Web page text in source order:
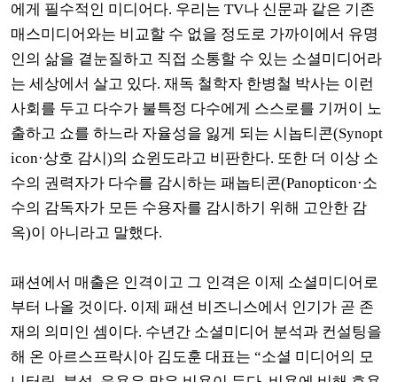
에게 필수적인 미디어다. 우리는 TV나 신문과 같은 기존
매스미디어와는 비교할 수 없을 정도로 가까이에서 유명
인의 삶을 곁눈질하고 직접 소통할 수 있는 소셜미디어라
는 세상에서 살고 있다. 재독 철학자 한병철 박사는 이런
사회를 두고 다수가 불특정 다수에게 스스로를 기꺼이 노
출하고 쇼를 하느라 자율성을 잃게 되는 시놉티콘(Synopt
icon·상호 감시)의 쇼윈도라고 비판한다. 또한 더 이상 소
수의 권력자가 다수를 감시하는 패놉티콘(Panopticon·소
수의 감독자가 모든 수용자를 감시하기 위해 고안한 감
옥)이 아니라고 말했다.
패션에서 매출은 인격이고 그 인격은 이제 소셜미디어로
부터 나올 것이다. 이제 패션 비즈니스에서 인기가 곧 존
재의 의미인 셈이다. 수년간 소셜미디어 분석과 컨설팅을
해 온 아르스프락시아 김도훈 대표는 “소셜 미디어의 모